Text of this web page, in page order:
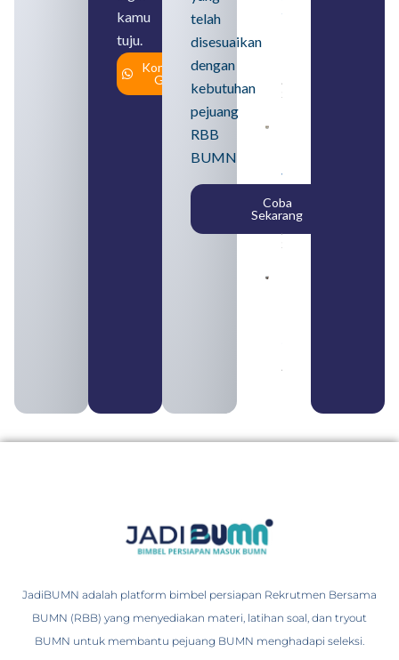
kamu
tuju.
Konsultasi
Gratis
telah
disesuaikan
dengan
kebutuhan
pejuang
RBB
BUMN
Coba
Sekarang
Syarat,
August 5,
2026
yang
Tergabung
dalam
Himbara
August 4,
2026
August 3, 2026
JadiBUMN adalah platform bimbel persiapan Rekrutmen Bersama
BUMN (RBB) yang menyediakan materi, latihan soal, dan tryout
BUMN untuk membantu pejuang BUMN menghadapi seleksi.